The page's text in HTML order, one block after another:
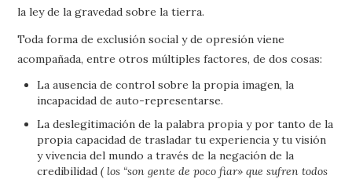
la ley de la gravedad sobre la tierra.
Toda forma de exclusión social y de opresión viene
acompañada, entre otros múltiples factores, de dos cosas:
La ausencia de control sobre la propia imagen, la
incapacidad de auto-representarse.
La deslegitimación de la palabra propia y por tanto de la
propia capacidad de trasladar tu experiencia y tu visión
y vivencia del mundo a través de la negación de la
credibilidad( los “son gente de poco fiar» que sufren todos